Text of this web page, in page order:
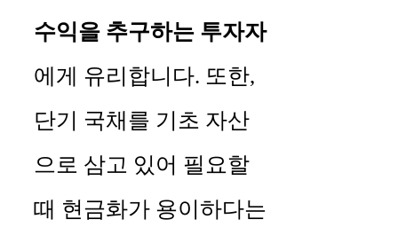
수익을 추구하는 투자자
에게 유리합니다. 또한,
단기 국채를 기초 자산
으로 삼고 있어 필요할
때 현금화가 용이하다는